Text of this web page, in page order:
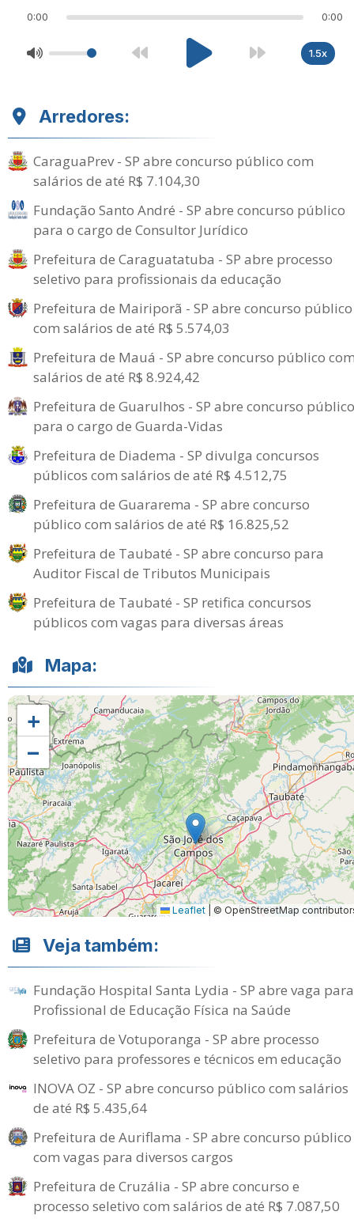
0:00 0:00
1.5x
Arredores:
CaraguaPrev - SP abre concurso público com
salários de até R$ 7.104,30
Fundação Santo André - SP abre concurso público
para o cargo de Consultor Jurídico
Prefeitura de Caraguatatuba - SP abre processo
seletivo para profissionais da educação
Prefeitura de Mairiporã - SP abre concurso público
com salários de até R$ 5.574,03
Prefeitura de Mauá - SP abre concurso público
salários de até R$ 8.924,42
Prefeitura de Guarulhos - SP abre concurso público
para o cargo de Guarda-Vidas
Prefeitura de Diadema - SP divulga concursos
públicos com salários de até R$ 4.512,75
Prefeitura de Guararema - SP abre concurso
público com salários de até R$ 16.825,52
Prefeitura de Taubaté - SP abre concurso para
Auditor Fiscal de Tributos Municipais
Prefeitura de Taubaté - SP retifica concursos
públicos com vagas para diversas áreas
Mapa:
+
−
Leaflet © OpenStreetMap
Veja também:
Fundação Hospital Santa Lydia - SP abre vaga para
Profissional de Educação Física na Saúde
Prefeitura de Votuporanga - SP abre processo
seletivo para professores e técnicos em educação
INOVA OZ - SP abre concurso público com salários
de até R$ 5.435,64
Prefeitura de Auriflama - SP abre concurso público
com vagas para diversos cargos
Prefeitura de Cruzália - SP abre concurso e
processo seletivo com salários de até R$ 7.087,50